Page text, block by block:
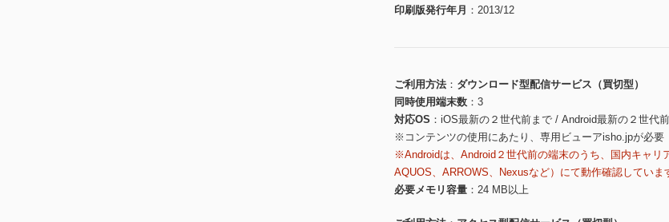
印刷版発行年月
2013/12
ご利用方法
ダウンロード型配信サービス（買切型）
同時使用端末数
3
対応OS
iOS最新の２世代前まで / Android最新の２世代
※コンテンツの使用にあたり、専用ビューアisho.jpが必要
※Androidは、Android２世代前の端末のうち、国内キャリ
AQUOS、ARROWS、Nexusなど）にて動作確認していま
必要メモリ容量
24 MB以上